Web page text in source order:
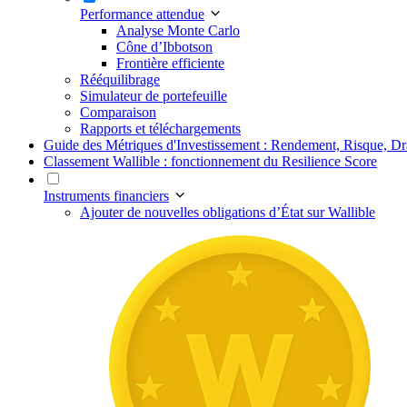
Performance attendue
Analyse Monte Carlo
Cône d’Ibbotson
Frontière efficiente
Rééquilibrage
Simulateur de portefeuille
Comparaison
Rapports et téléchargements
Guide des Métriques d'Investissement : Rendement, Risque,
Classement Wallible : fonctionnement du Resilience Score
Instruments financiers
Ajouter de nouvelles obligations d’État sur Wallible